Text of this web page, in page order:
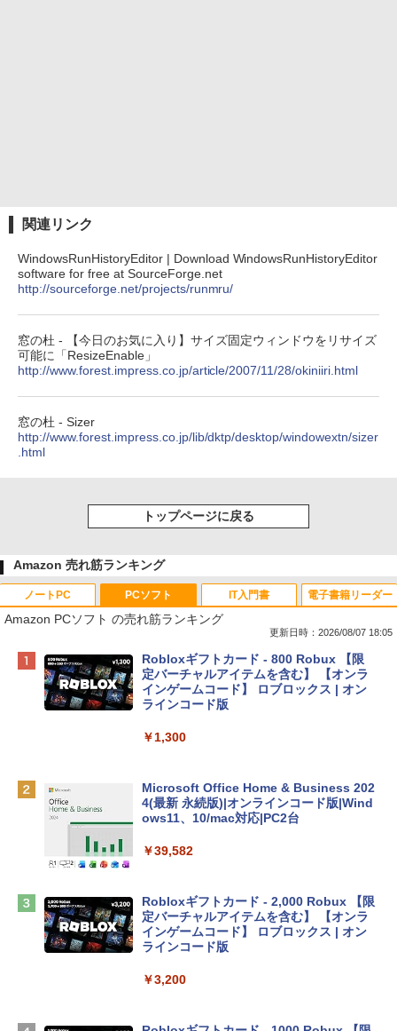
関連リンク
WindowsRunHistoryEditor | Download WindowsRunHistoryEditor
software for free at SourceForge.net
http://sourceforge.net/projects/runmru/
窓の杜 - 【今日のお気に入り】サイズ固定ウィンドウをリサイズ
可能に「ResizeEnable」
http://www.forest.impress.co.jp/article/2007/11/28/okiniiri.html
窓の杜 - Sizer
http://www.forest.impress.co.jp/lib/dktp/desktop/windowextn/sizer
.html
トップページに戻る
Amazon 売れ筋ランキング
ノートPC
Apple 2026 MacBook Neo A18 Proチッ
プ搭載13インチノートブック：AIとAppl
e Intelligence、Liquid Retinaディスプ
レイ、8GBメモリ、512GB SSD、1080p
ィゴ + 3年延長 AppleCare+ for 13インチ
￥162,598
ンケース Dell NEC Lavie ASUS HP dyna
￥2,952
Apple 2026 MacBook Air M5チップ搭載
igence、13.6インチLiquid Retinaディ
ームカメラ、日本語キーボード、Touch I
PCソフト
Amazon PCソフト の売れ筋ランキング
更新日時：2026/08/07 18:05
Robloxギフトカード - 800 Robux 【限
定バーチャルアイテムを含む】 【オンラ
インゲームコード】 ロブロックス | オン
ラインコード版
￥1,300
Microsoft Office Home & Business 202
4(最新 永続版)|オンラインコード版|Wind
ows11、10/mac対応|PC2台
￥39,582
Robloxギフトカード - 2,000 Robux 【限
定バーチャルアイテムを含む】 【オンラ
インゲームコード】 ロブロックス | オン
ラインコード版
￥3,200
IT入門書 電子書籍リーダー